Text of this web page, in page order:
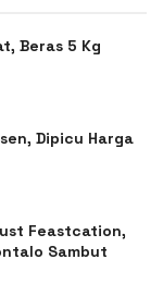
Beras 5 Kg
Dipicu Harga
Feastcation,
Sambut